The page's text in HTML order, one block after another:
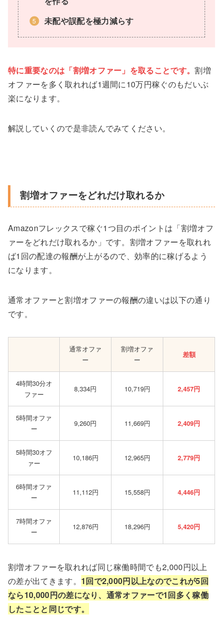
未配や誤配を極力減らす
特に重要なのは「割増オファー」を取ることです。割増
オファーを多く取れれば1週間に10万円稼ぐのもだいぶ
楽になります。
解説していくので是非読んでみてください。
割増オファーをどれだけ取れるか
Amazonフレックスで稼ぐ1つ目のポイントは「割増オフ
ァーをどれだけ取れるか」です。割増オファーを取れれ
ば1回の配達の報酬が上がるので、効率的に稼げるよう
になります。
通常オファーと割増オファーの報酬の違いは以下の通り
です。
通常オファ
ー
割増オファ
ー
差額
4時間30分オ
ファー
8,334円 10,719円 2,457円
5時間オファ
ー
9,260円 11,669円 2,409円
5時間30オフ
ァー
10,186円 12,965円 2,779円
6時間オファ
ー
11,112円 15,558円 4,446円
7時間オファ
ー
12,876円 18,296円 5,420円
割増オファーを取れれば同じ稼働時間でも2,000円以上
の差が出てきます。 1回で2,000円以上なのでこれが5回
なら10,000円の差になり、通常オファーで1回多く稼働
したことと同じです。